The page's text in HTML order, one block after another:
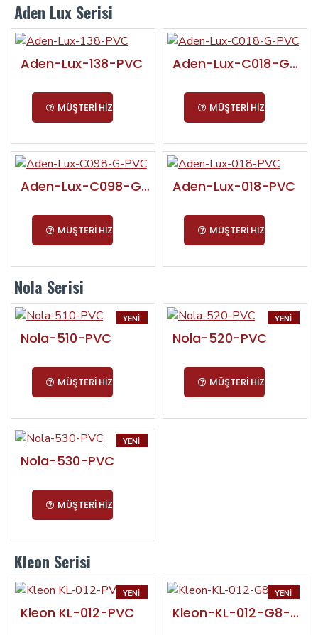
Aden Lux Serisi
Aden-Lux-138-PVC
MÜŞTERI HIZMETLERI
Aden-Lux-C018-G-PVC
MÜŞTERI HIZMETLERI
Aden-Lux-C098-G-PVC
MÜŞTERI HIZMETLERI
Aden-Lux-018-PVC
MÜŞTERI HIZMETLERI
Nola Serisi
YENI
Nola-510-PVC
MÜŞTERI HIZMETLERI
YENI
Nola-520-PVC
MÜŞTERI HIZMETLERI
YENI
Nola-530-PVC
MÜŞTERI HIZMETLERI
Kleon Serisi
YENI
Kleon KL-012-PVC
YENI
Kleon-KL-012-G8-PVC